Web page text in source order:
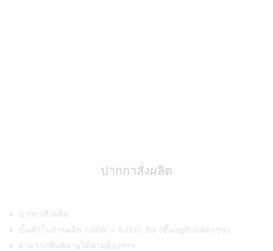
ปากกาสั่งผลิต
ปากกาสั่งผลิต
ขั้นต่ำในการผลิต 1,000 – 5,000 อัน (ขึ้นอยู่กับแต่ละรุ่น)
สามารถพิมพ์ลายได้ตามต้องการ